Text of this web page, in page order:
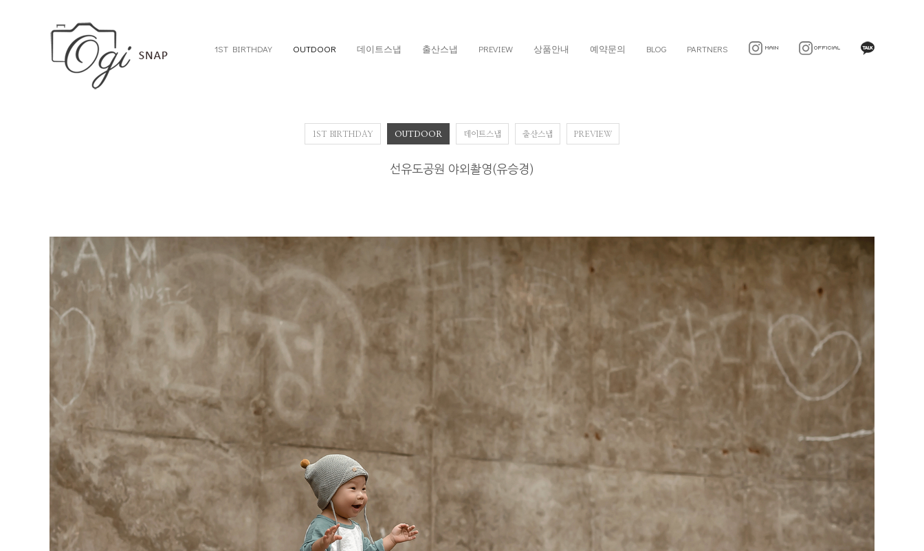
1ST BIRTHDAY OUTDOOR 데이트스냅 출산스냅 PREVIEW 상품안내 예약문의 BLOG PARTNERS
1ST BIRTHDAY OUTDOOR 데이트스냅 출산스냅 PREVIEW
선유도공원 야외촬영(유승경)